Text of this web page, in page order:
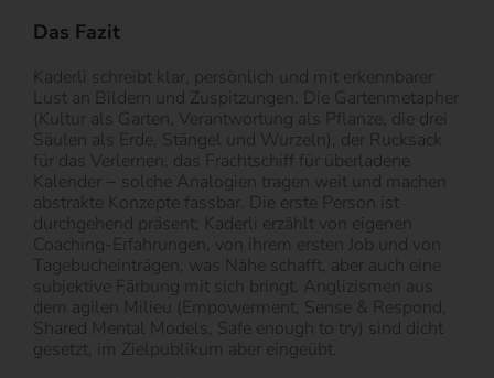
Das Fazit
Kaderli schreibt klar, persönlich und mit erkennbarer
Lust an Bildern und Zuspitzungen. Die Gartenmetapher
(Kultur als Garten, Verantwortung als Pflanze, die drei
Säulen als Erde, Stängel und Wurzeln), der Rucksack
für das Verlernen, das Frachtschiff für überladene
Kalender − solche Analogien tragen weit und machen
abstrakte Konzepte fassbar. Die erste Person ist
durchgehend präsent; Kaderli erzählt von eigenen
Coaching-Erfahrungen, von ihrem ersten Job und von
Tagebucheinträgen, was Nähe schafft, aber auch eine
subjektive Färbung mit sich bringt. Anglizismen aus
dem agilen Milieu (Empowerment, Sense & Respond,
Shared Mental Models, Safe enough to try) sind dicht
gesetzt, im Zielpublikum aber eingeübt.